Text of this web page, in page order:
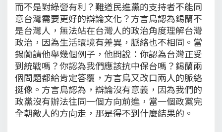
而不是對綠營有利？難道民進黨的支持者不能同
意台灣需要更好的辯論文化？方言鳥認為錫蘭不
是台灣人，無法站在台灣人的政治角度理解台灣
政治，因為生活環境有差異，脈絡也不相同。當
錫蘭請他舉幾個例子，他問說：你認為台灣正受
到統戰嗎？你認為我們應該抗中保台嗎？錫蘭兩
個問題都給肯定答覆，方言鳥又改口兩人的脈絡
挺像。方言鳥認為，辯論沒有意義，因為我們的
政黨沒有辦法往同一個方向前進，當一個政黨完
全朝敵人的方向走，那是得不到什麼結果的。